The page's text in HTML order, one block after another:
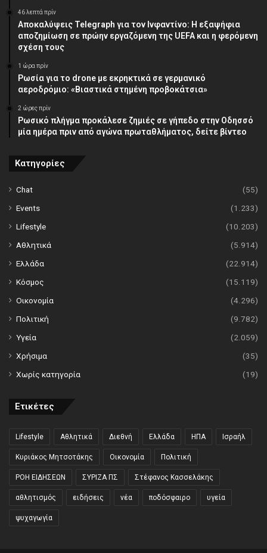
46 λεπτά πρίν
Αποκαλύψεις Telegraph για τον Ινφαντίνο: Η εξαψήφια
αποζημίωση σε πρώην εργαζόμενη της UEFA και η φερόμενη
σχέση τους
1 ώρα πρίν
Ρωσία για το drone με εκρηκτικά σε γερμανικό
αεροδρόμιο: «Βιαστικά στημένη προβοκάτσια»
2 ώρες πρίν
Ρωσικό πλήγμα προκάλεσε ζημιές σε γήπεδο στην Οδησσό
μία ημέρα πριν από αγώνα πρωταθλήματος, δείτε βίντεο
Κατηγορίες
Chat
(55)
Events
(1.233)
Lifestyle
(10.203)
Αθλητικά
(5.914)
Ελλάδα
(22.914)
Κόσμος
(15.119)
Οικονομία
(4.296)
Πολιτική
(9.782)
Υγεία
(2.059)
Χρήσιμα
(35)
Χωρίς κατηγορία
(19)
Ετικέτες
Lifestyle Αθλητικά Διεθνή Ελλάδα ΗΠΑ Ισραήλ
Κυριάκος Μητσοτάκης Οικονομία Πολιτική
ΡΟΗ ΕΙΔΗΣΕΩΝ ΣΥΡΙΖΑ ΠΣ Στέφανος Κασσελάκης
αθλητισμός ειδήσεις νέα ποδόσφαιρο υγεία
ψυχαγωγία